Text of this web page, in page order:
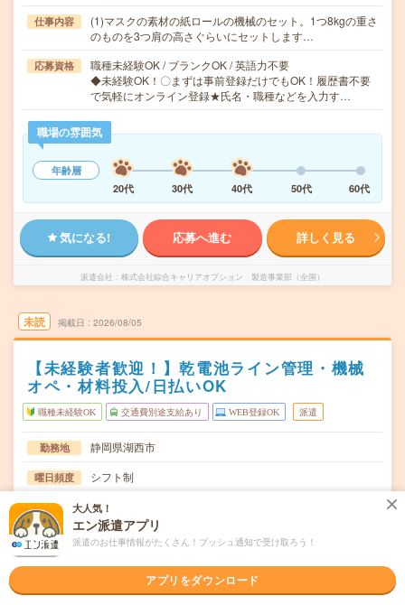
仕事内容
(1)マスクの素材の紙ロールの機械のセット。1つ8kgの重さ
のものを3つ肩の高さぐらいにセットします…
応募資格
職種未経験OK / ブランクOK / 英語力不要
◆未経験OK！〇まずは事前登録だけでもOK！履歴書不要
で気軽にオンライン登録★氏名・職種などを入力す…
職場の雰囲気
年齢層
20代
30代 40代 50代 60代
気になる! 応募へ進む 詳しく見る
派遣会社 株式会社綜合キャリアオプション 製造事業部（全国）
未読 掲載日 2026/08/05
【未経験者歓迎！】乾電池ライン管理・機械
オペ・材料投入/日払いOK
職種未経験OK 交通費別途支給あり WEB登録OK 派遣
勤務地 静岡県湖西市
曜日頻度 シフト制
時間 08:15～17:0019:45～06:30
期間 長期でお仕事できる方、大歓迎！
時給 時給1200円
交通費
大人気！
エン派遣アプリ
派遣のお仕事情報がたくさん！プッシュ通知で受け取ろう！
アプリをダウンロード